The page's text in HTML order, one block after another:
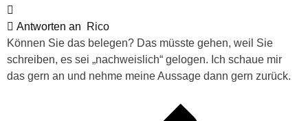
Antworten an
Rico
Können Sie das belegen? Das müsste gehen, weil Sie
schreiben, es sei „nachweislich“ gelogen. Ich schaue mir
das gern an und nehme meine Aussage dann gern zurück.